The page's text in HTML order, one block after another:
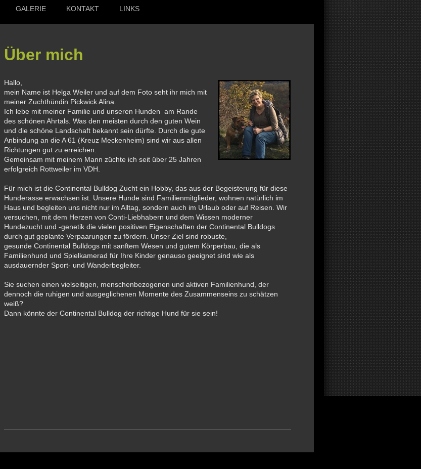
GALERIE KONTAKT LINKS
Über mich
Hallo,
mein Name ist Helga Weiler und auf dem Foto seht ihr mich mit
meiner Zuchthündin Pickwick Alina.
Ich lebe mit meiner Familie und unseren Hunden am Rande
des schönen Ahrtals. Was den meisten durch den guten Wein
und die schöne Landschaft bekannt sein dürfte. Durch die gute
Anbindung an die A 61 (Kreuz Meckenheim) sind wir aus allen
Richtungen gut zu erreichen.
Gemeinsam mit meinem Mann züchte ich seit über 25 Jahren
erfolgreich Rottweiler im VDH.
Für mich ist die Continental Bulldog Zucht ein Hobby, das aus der Begeisterung für diese
Hunderasse erwachsen ist. Unsere Hunde sind Familienmitglieder, wohnen natürlich im
Haus und begleiten uns nicht nur im Alltag, sondern auch im Urlaub oder auf Reisen. Wir
versuchen, mit dem Herzen von Conti-Liebhabern und dem Wissen moderner
Hundezucht und -genetik die vielen positiven Eigenschaften der Continental Bulldogs
durch gut geplante Verpaarungen zu fördern. Unser Ziel sind robuste,
gesunde Continental Bulldogs mit sanftem Wesen und gutem Körperbau, die als
Familienhund und Spielkamerad für Ihre Kinder genauso geeignet sind wie als
ausdauernder Sport- und Wanderbegleiter.
Sie suchen einen vielseitigen, menschenbezogenen und aktiven Familienhund, der
dennoch die ruhigen und ausgeglichenen Momente des Zusammenseins zu schätzen
weiß?
Dann könnte der Continental Bulldog der richtige Hund für sie sein!